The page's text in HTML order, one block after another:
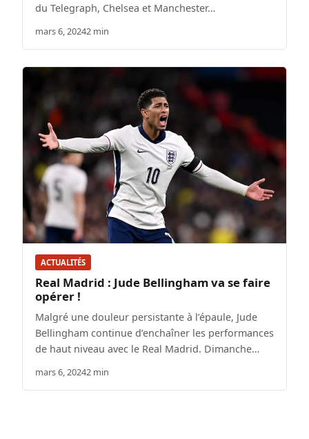
du Telegraph, Chelsea et Manchester…
mars 6, 20242 min
ACTUALITÉS
Real Madrid : Jude Bellingham va se faire
opérer !
Malgré une douleur persistante à l’épaule, Jude
Bellingham continue d’enchaîner les performances
de haut niveau avec le Real Madrid. Dimanche…
mars 6, 20242 min